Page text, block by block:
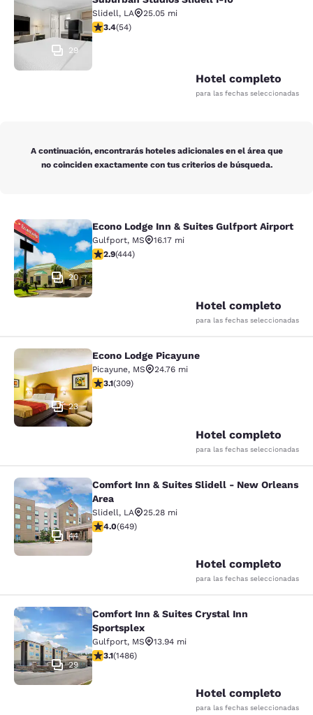
Suburban Studios Slidell I-10
29
Slidell, LA
25.05 mi
calificación de 3.37 estrellas. Bueno. 54 reseñas
3.4(54)
Hotel completo
para las fechas seleccionadas
A continuación, encontrarás hoteles adicionales en el área que
no coinciden exactamente con tus criterios de búsqueda.
Econo Lodge Inn & Suites Gulfport
20
Econo Lodge Inn & Suites Gulfport Airport
Gulfport, MS
16.17 mi
calificación de 2.9 estrellas. Feria. 444 reseñas
2.9(444)
Hotel completo
para las fechas seleccionadas
Econo Lodge Picayune
23
Econo Lodge Picayune
Picayune, MS
24.76 mi
calificación de 3.13 estrellas. Bueno. 309 reseñas
3.1(309)
Hotel completo
para las fechas seleccionadas
Comfort Inn & Suites Slidell - New
44
Comfort Inn & Suites Slidell - New Orleans
Area
Slidell, LA
25.28 mi
calificación de 4.02 estrellas. Muy bueno. 649 reseñas
4.0(649)
Hotel completo
para las fechas seleccionadas
Comfort Inn & Suites Crystal Inn
29
Comfort Inn & Suites Crystal Inn
Sportsplex
Gulfport, MS
13.94 mi
calificación de 3.15 estrellas. Bueno. 1486 reseñas
3.1(1486)
Hotel completo
para las fechas seleccionadas